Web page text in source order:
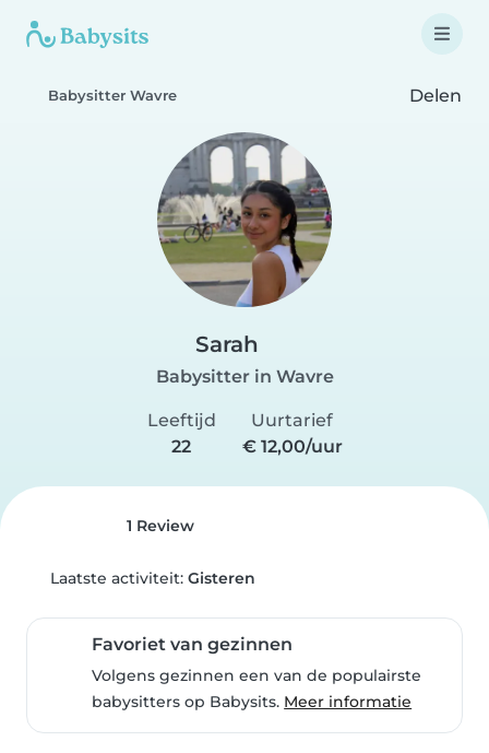
Babysitter Wavre Delen
Sarah
Babysitter in Wavre
Leeftijd
22
Uurtarief
€ 12,00/uur
1 Review
Laatste activiteit: Gisteren
Favoriet van gezinnen
Volgens gezinnen een van de populairste
babysitters op Babysits. Meer informatie